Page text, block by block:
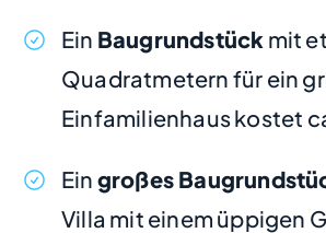
Ein Baugrundstück mit
Quadratmetern für ein
Einfamilienhaus kostet
Ein großes
Villa mit einem üppigen